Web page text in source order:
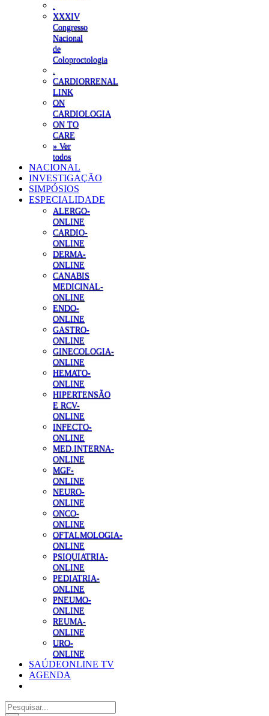
XXXIV
Congresso
Nacional
de
Coloproctologia
CARDIORRENAL
LINK
ON
CARDIOLOGIA
ON TO
CARE
» Ver
todos
NACIONAL
INVESTIGAÇÃO
SIMPÓSIOS
ESPECIALIDADE
ALERGO-
ONLINE
CARDIO-
ONLINE
DERMA-
ONLINE
CANABIS
MEDICINAL-
ONLINE
ENDO-
ONLINE
GASTRO-
ONLINE
GINECOLOGIA-
ONLINE
HEMATO-
ONLINE
HIPERTENSÃO
E RCV-
ONLINE
INFECTO-
ONLINE
MED.INTERNA-
ONLINE
MGF-
ONLINE
NEURO-
ONLINE
ONCO-
ONLINE
OFTALMOLOGIA-
ONLINE
PSIQUIATRIA-
ONLINE
PEDIATRIA-
ONLINE
PNEUMO-
ONLINE
REUMA-
ONLINE
URO-
ONLINE
SAÚDEONLINE TV
AGENDA
Pesquisar